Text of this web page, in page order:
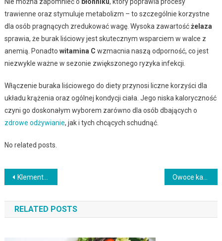
trawienne oraz stymuluje metabolizm – to szczególnie korzystne
dla osób pragnących zredukować wagę. Wysoka zawartośćżelaza
sprawia, że burak liściowy jest skutecznym wsparciem w walce z
anemią. Ponadto witamina C wzmacnia naszą odporność, co jest
niezwykle ważne w sezonie zwiększonego ryzyka infekcji.
Włączenie buraka liściowego do diety przynosi liczne korzyści dla
układu krążenia oraz ogólnej kondycji ciała. Jego niska kaloryczność
czyni go doskonałym wyborem zarówno dla osób dbających o
zdrowe odżywianie, jak i tych chcących schudnąć.
No related posts.
Nawigacja
wpisu
Klementynka – zdrowotne korzyści, składniki i zastosowanie w diecie
RELATED POSTS